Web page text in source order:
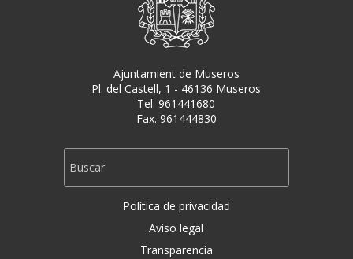
Ajuntamient de Museros
Pl. del Castell, 1 - 46136 Museros
Tel. 961441680
Fax. 961444830
Política de privacidad
Aviso legal
Transparencia